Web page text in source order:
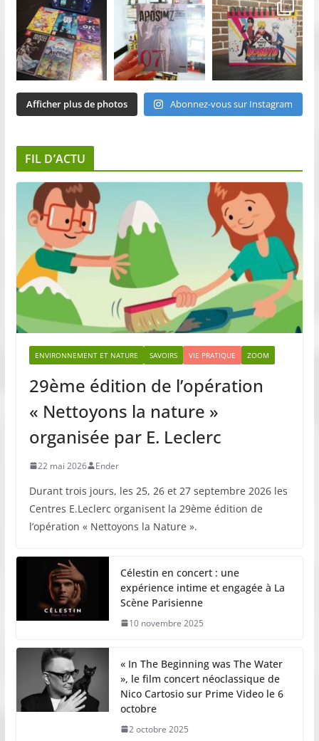
Afficher plus de photos Abonnez-vous sur Instagram
FIL D’ACTU
ENVIRONNEMENT ET NATURE SAVOIRS VIE PRATIQUE ZOOM
29ème édition de l’opération
« Nettoyons la nature »
organisée par E. Leclerc
22 mai 2026 Ender
Durant trois jours, les 25, 26 et 27 septembre 2026 les
Centres E.Leclerc organisent la 29ème édition de
l’opération « Nettoyons la Nature ».
Célestin en concert : une
expérience intime et engagée à La
Scène Parisienne
10 novembre 2025
« In The Beginning was The Water
», le film concert néoclassique de
Nico Cartosio sur Prime Video le 6
octobre
2 octobre 2025